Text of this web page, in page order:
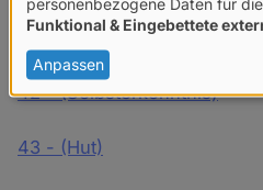
41 - (Selbstbild)
42 - (Selbsterkenntnis)
43 - (Hut)
von
personenbezogenen
Daten
Cookies
Funktional & Eingebettete
Anpassen